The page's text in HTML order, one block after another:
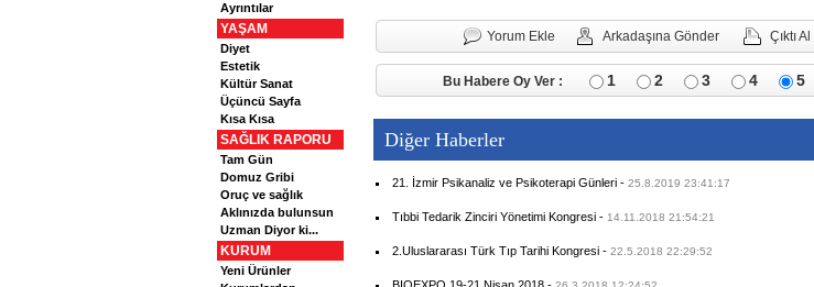
Ayrıntılar
YAŞAM
Diyet
Estetik
Kültür Sanat
Üçüncü Sayfa
Kısa Kısa
SAĞLIK RAPORU
Tam Gün
Domuz Gribi
Oruç ve sağlık
Aklınızda bulunsun
Uzman Diyor ki...
KURUM
Yeni Ürünler
Yorum Ekle Arkadaşına Gönder Çıktı Al
Bu Habere Oy Ver : 1 2 3 4 5
Diğer Haberler
21. İzmir Psikanaliz ve Psikoterapi Günleri - 25.8.2019 23:41:17
Tıbbi Tedarik Zinciri Yönetimi Kongresi - 14.11.2018 21:54:21
2.Uluslararası Türk Tıp Tarihi Kongresi - 22.5.2018 22:29:52